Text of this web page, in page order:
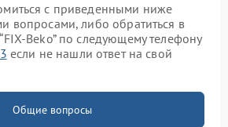
с приведенными ниже
вопросами, либо обратиться в
Beko” по следующему телефону
если не нашли ответ на свой
Общие вопросы